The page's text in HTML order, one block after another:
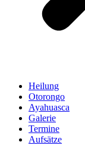
Heilung
Otorongo
Ayahuasca
Galerie
Termine
Aufsätze